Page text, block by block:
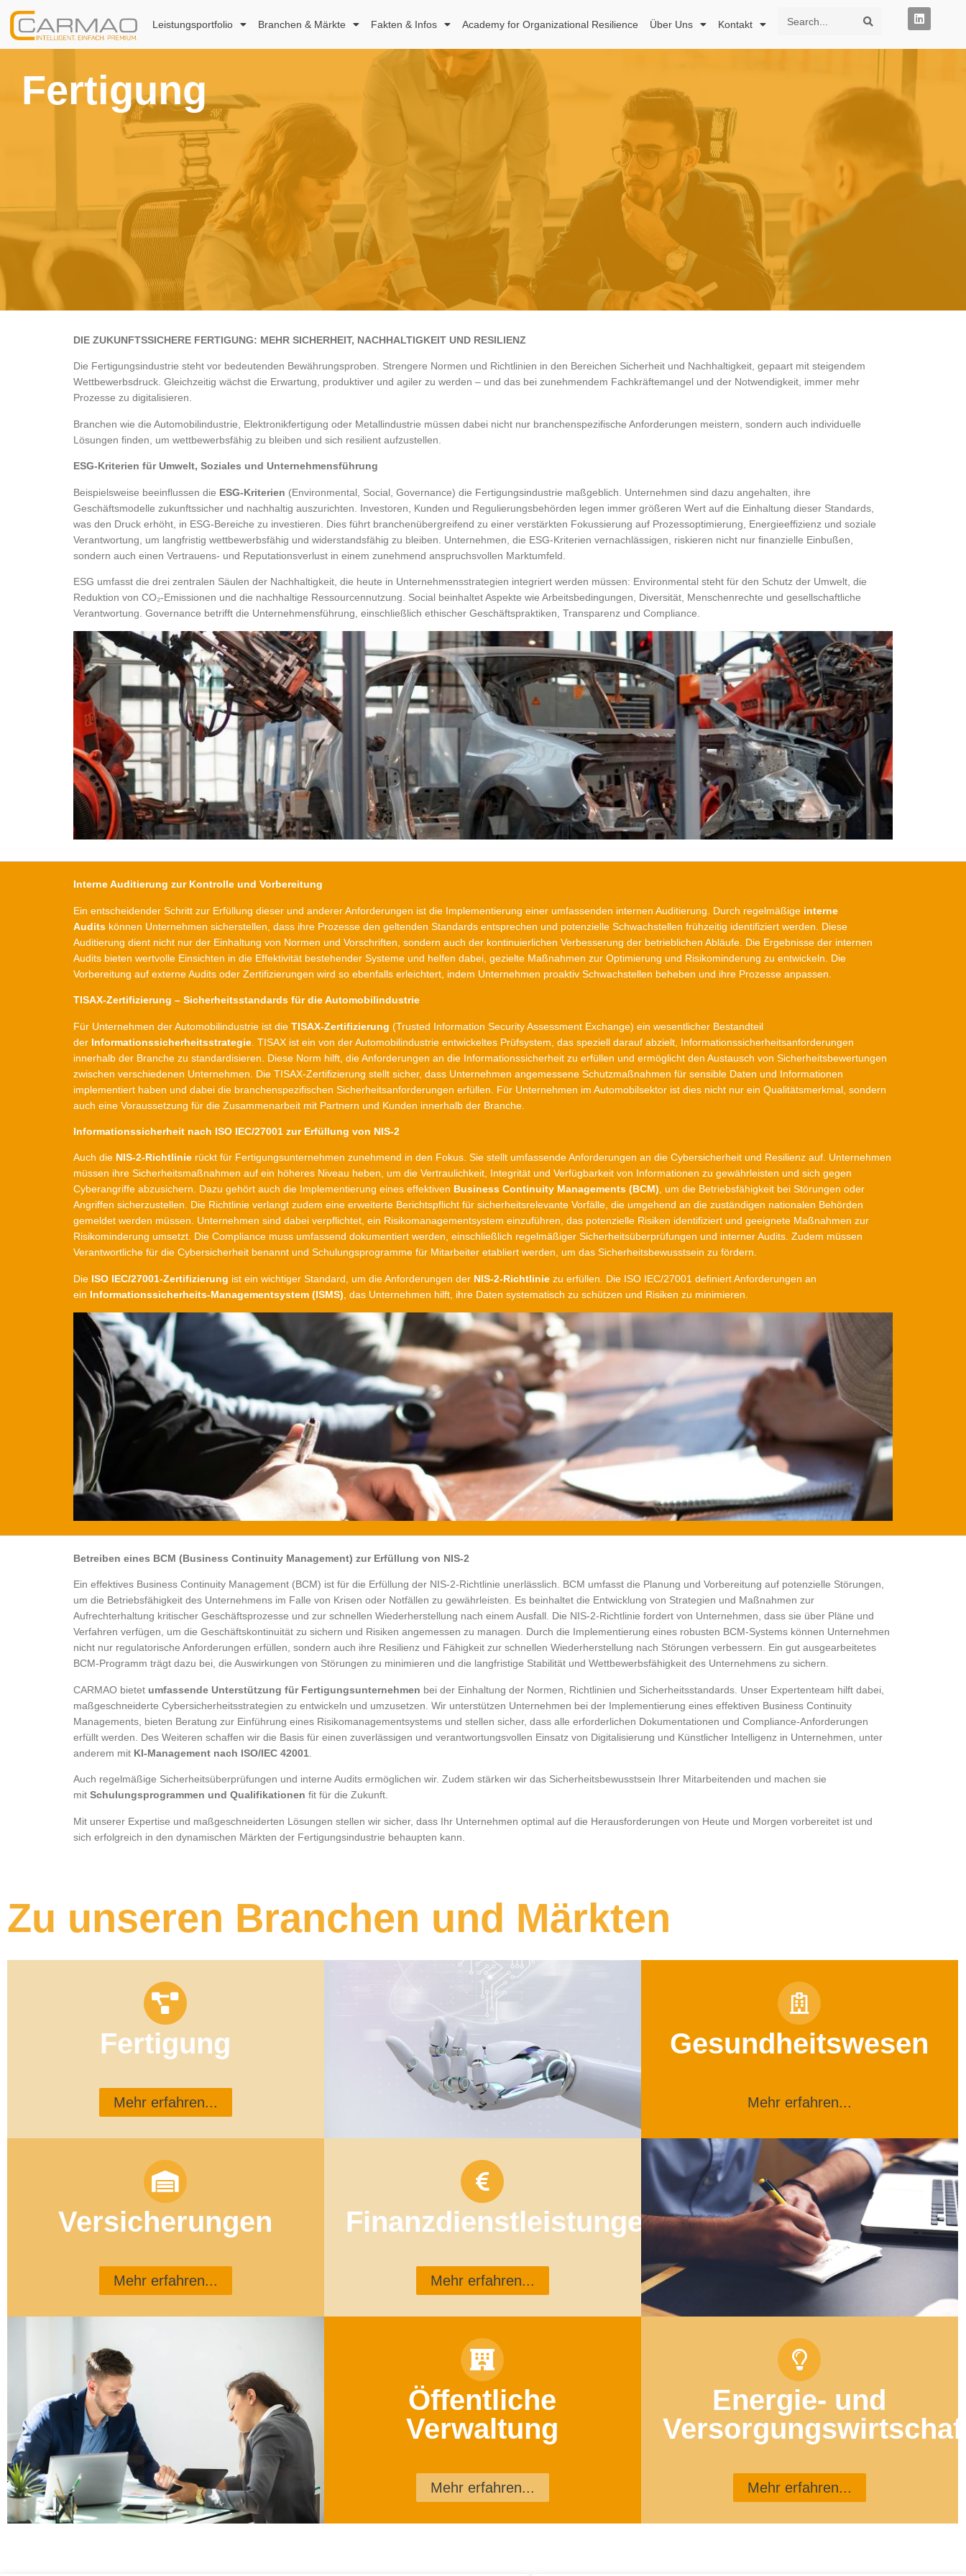
Leistungsportfolio Branchen & Märkte Fakten & Infos Academy for Organizational Resilience Über Uns Kontakt
Fertigung
DIE ZUKUNFTSSICHERE FERTIGUNG: MEHR SICHERHEIT, NACHHALTIGKEIT UND RESILIENZ
Die Fertigungsindustrie steht vor bedeutenden Bewährungsproben. Strengere Normen und Richtlinien in den Bereichen Sicherheit und Nachhaltigkeit, gepaart mit steigendem
Wettbewerbsdruck. Gleichzeitig wächst die Erwartung, produktiver und agiler zu werden – und das bei zunehmendem Fachkräftemangel und der Notwendigkeit, immer mehr
Prozesse zu digitalisieren.
Branchen wie die Automobilindustrie, Elektronikfertigung oder Metallindustrie müssen dabei nicht nur branchenspezifische Anforderungen meistern, sondern auch individuelle
Lösungen finden, um wettbewerbsfähig zu bleiben und sich resilient aufzustellen.
ESG-Kriterien für Umwelt, Soziales und Unternehmensführung
Beispielsweise beeinflussen die ESG-Kriterien (Environmental, Social, Governance) die Fertigungsindustrie maßgeblich. Unternehmen sind dazu angehalten, ihre
Geschäftsmodelle zukunftssicher und nachhaltig auszurichten. Investoren, Kunden und Regulierungsbehörden legen immer größeren Wert auf die Einhaltung dieser Standards,
was den Druck erhöht, in ESG-Bereiche zu investieren. Dies führt branchenübergreifend zu einer verstärkten Fokussierung auf Prozessoptimierung, Energieeffizienz und soziale
Verantwortung, um langfristig wettbewerbsfähig und widerstandsfähig zu bleiben. Unternehmen, die ESG-Kriterien vernachlässigen, riskieren nicht nur finanzielle Einbußen,
sondern auch einen Vertrauens- und Reputationsverlust in einem zunehmend anspruchsvollen Marktumfeld.
ESG umfasst die drei zentralen Säulen der Nachhaltigkeit, die heute in Unternehmensstrategien integriert werden müssen: Environmental steht für den Schutz der Umwelt, die
Reduktion von CO₂-Emissionen und die nachhaltige Ressourcennutzung. Social beinhaltet Aspekte wie Arbeitsbedingungen, Diversität, Menschenrechte und gesellschaftliche
Verantwortung. Governance betrifft die Unternehmensführung, einschließlich ethischer Geschäftspraktiken, Transparenz und Compliance.
Interne Auditierung zur Kontrolle und Vorbereitung
Ein entscheidender Schritt zur Erfüllung dieser und anderer Anforderungen ist die Implementierung einer umfassenden internen Auditierung. Durch regelmäßige interne
Audits können Unternehmen sicherstellen, dass ihre Prozesse den geltenden Standards entsprechen und potenzielle Schwachstellen frühzeitig identifiziert werden. Diese
Auditierung dient nicht nur der Einhaltung von Normen und Vorschriften, sondern auch der kontinuierlichen Verbesserung der betrieblichen Abläufe. Die Ergebnisse der internen
Audits bieten wertvolle Einsichten in die Effektivität bestehender Systeme und helfen dabei, gezielte Maßnahmen zur Optimierung und Risikominderung zu entwickeln. Die
Vorbereitung auf externe Audits oder Zertifizierungen wird so ebenfalls erleichtert, indem Unternehmen proaktiv Schwachstellen beheben und ihre Prozesse anpassen.
TISAX-Zertifizierung – Sicherheitsstandards für die Automobilindustrie
Für Unternehmen der Automobilindustrie ist die TISAX-Zertifizierung (Trusted Information Security Assessment Exchange) ein wesentlicher Bestandteil
der Informationssicherheitsstrategie . TISAX ist ein von der Automobilindustrie entwickeltes Prüfsystem, das speziell darauf abzielt, Informationssicherheitsanforderungen
innerhalb der Branche zu standardisieren. Diese Norm hilft, die Anforderungen an die Informationssicherheit zu erfüllen und ermöglicht den Austausch von Sicherheitsbewertungen
zwischen verschiedenen Unternehmen. Die TISAX-Zertifizierung stellt sicher, dass Unternehmen angemessene Schutzmaßnahmen für sensible Daten und Informationen
implementiert haben und dabei die branchenspezifischen Sicherheitsanforderungen erfüllen. Für Unternehmen im Automobilsektor ist dies nicht nur ein Qualitätsmerkmal, sondern
auch eine Voraussetzung für die Zusammenarbeit mit Partnern und Kunden innerhalb der Branche.
Informationssicherheit nach ISO IEC/27001 zur Erfüllung von NIS-2
Auch die NIS-2-Richtlinie rückt für Fertigungsunternehmen zunehmend in den Fokus. Sie stellt umfassende Anforderungen an die Cybersicherheit und Resilienz auf. Unternehmen
müssen ihre Sicherheitsmaßnahmen auf ein höheres Niveau heben, um die Vertraulichkeit, Integrität und Verfügbarkeit von Informationen zu gewährleisten und sich gegen
Cyberangriffe abzusichern. Dazu gehört auch die Implementierung eines effektiven Business Continuity Managements (BCM), um die Betriebsfähigkeit bei Störungen oder
Angriffen sicherzustellen. Die Richtlinie verlangt zudem eine erweiterte Berichtspflicht für sicherheitsrelevante Vorfälle, die umgehend an die zuständigen nationalen Behörden
gemeldet werden müssen. Unternehmen sind dabei verpflichtet, ein Risikomanagementsystem einzuführen, das potenzielle Risiken identifiziert und geeignete Maßnahmen zur
Risikominderung umsetzt. Die Compliance muss umfassend dokumentiert werden, einschließlich regelmäßiger Sicherheitsüberprüfungen und interner Audits. Zudem müssen
Verantwortliche für die Cybersicherheit benannt und Schulungsprogramme für Mitarbeiter etabliert werden, um das Sicherheitsbewusstsein zu fördern.
Die ISO IEC/27001-Zertifizierung ist ein wichtiger Standard, um die Anforderungen der NIS-2-Richtlinie zu erfüllen. Die ISO IEC/27001 definiert Anforderungen an
ein Informationssicherheits-Managementsystem (ISMS) , das Unternehmen hilft, ihre Daten systematisch zu schützen und Risiken zu minimieren.
Betreiben eines BCM (Business Continuity Management) zur Erfüllung von NIS-2
Ein effektives Business Continuity Management (BCM) ist für die Erfüllung der NIS-2-Richtlinie unerlässlich. BCM umfasst die Planung und Vorbereitung auf potenzielle Störungen,
um die Betriebsfähigkeit des Unternehmens im Falle von Krisen oder Notfällen zu gewährleisten. Es beinhaltet die Entwicklung von Strategien und Maßnahmen zur
Aufrechterhaltung kritischer Geschäftsprozesse und zur schnellen Wiederherstellung nach einem Ausfall. Die NIS-2-Richtlinie fordert von Unternehmen, dass sie über Pläne und
Verfahren verfügen, um die Geschäftskontinuität zu sichern und Risiken angemessen zu managen. Durch die Implementierung eines robusten BCM-Systems können Unternehmen
nicht nur regulatorische Anforderungen erfüllen, sondern auch ihre Resilienz und Fähigkeit zur schnellen Wiederherstellung nach Störungen verbessern. Ein gut ausgearbeitetes
BCM-Programm trägt dazu bei, die Auswirkungen von Störungen zu minimieren und die langfristige Stabilität und Wettbewerbsfähigkeit des Unternehmens zu sichern.
CARMAO bietet umfassende Unterstützung für Fertigungsunternehmen bei der Einhaltung der Normen, Richtlinien und Sicherheitsstandards. Unser Expertenteam hilft dabei,
maßgeschneiderte Cybersicherheitsstrategien zu entwickeln und umzusetzen. Wir unterstützen Unternehmen bei der Implementierung eines effektiven Business Continuity
Managements, bieten Beratung zur Einführung eines Risikomanagementsystems und stellen sicher, dass alle erforderlichen Dokumentationen und Compliance-Anforderungen
erfüllt werden. Des Weiteren schaffen wir die Basis für einen zuverlässigen und verantwortungsvollen Einsatz von Digitalisierung und Künstlicher Intelligenz in Unternehmen, unter
anderem mit KI-Management nach ISO/IEC 42001
Auch regelmäßige Sicherheitsüberprüfungen und interne Audits ermöglichen wir. Zudem stärken wir das Sicherheitsbewusstsein Ihrer Mitarbeitenden und machen sie
mit Schulungsprogrammen und Qualifikationen fit für die Zukunft.
Mit unserer Expertise und maßgeschneiderten Lösungen stellen wir sicher, dass Ihr Unternehmen optimal auf die Herausforderungen von Heute und Morgen vorbereitet ist und
sich erfolgreich in den dynamischen Märkten der Fertigungsindustrie behaupten kann.
Zu unseren Branchen und Märkten
Fertigung
Mehr erfahren...
Gesundheitswesen
Mehr erfahren...
Versicherungen
Mehr erfahren...
Finanzdienstleistungen
Mehr erfahren...
Öffentliche
Verwaltung
Mehr erfahren...
Energie- und
Mehr erfahren...